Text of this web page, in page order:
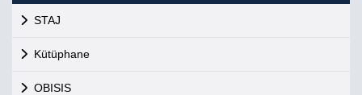
STAJ
Kütüphane
OBISIS